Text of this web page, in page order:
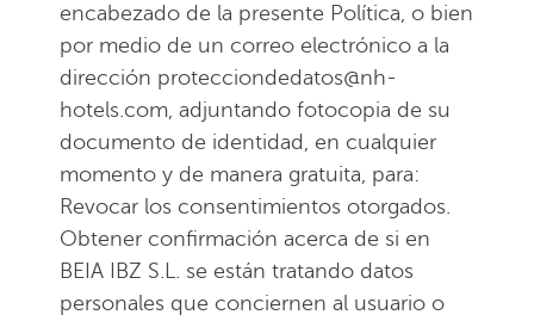
encabezado de la presente Política, o bien
por medio de un correo electrónico a la
dirección protecciondedatos@nh-
hotels.com, adjuntando fotocopia de su
documento de identidad, en cualquier
momento y de manera gratuita, para:
Revocar los consentimientos otorgados.
Obtener confirmación acerca de si en
BEIA IBZ S.L. se están tratando datos
personales que conciernen al usuario o